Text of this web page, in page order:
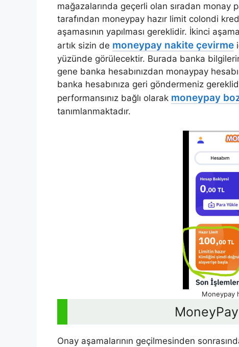
mağazalarında geçerli olan sıradan monay
tarafından moneypay hazır limit colondi
aşamasının yapılması gereklidir. İkinci
artık sizin de moneypay nakite çevirme
yüzünde görülecektir. Burada banka
gene banka hesabınızdan monaypay
banka hesabınıza geri göndermeniz
performansınız bağlı olarak moneypay
tanımlanmaktadır.
Moneypay
Onay aşamalarının geçilmesinden